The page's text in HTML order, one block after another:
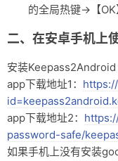
的全局热键→【OK
二、在安卓手机上
安装Keepass2Android
app下载地址1：
app下载地址2：
password-safe/
如果手机上没有安装